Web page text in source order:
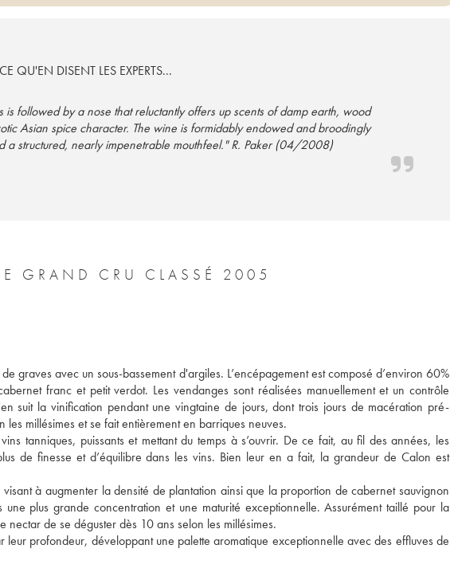
CE QU'EN DISENT LES EXPERTS...
followed by a nose that reluctantly offers up scents of damp earth, wood
Asian spice character. The wine is formidably endowed and broodingly
a structured, nearly impenetrable mouthfeel." R. Paker (04/2008)
GRAND CRU CLASSÉ 2005
graves avec un sous-bassement d'argiles. L’encépagement est composé d’environ 60%
franc et petit verdot. Les vendanges sont réalisées manuellement et un contrôle
suit la vinification pendant une vingtaine de jours, dont trois jours de macération pré-
millésimes et se fait entièrement en barriques neuves.
tanniques, puissants et mettant du temps à s’ouvrir. De ce fait, au fil des années, les
de finesse et d’équilibre dans les vins. Bien leur en a fait, la grandeur de Calon est
à augmenter la densité de plantation ainsi que la proportion de cabernet sauvignon
plus grande concentration et une maturité exceptionnelle. Assurément taillé pour la
de se déguster dès 10 ans selon les millésimes.
leur profondeur, développant une palette aromatique exceptionnelle avec des effluves de